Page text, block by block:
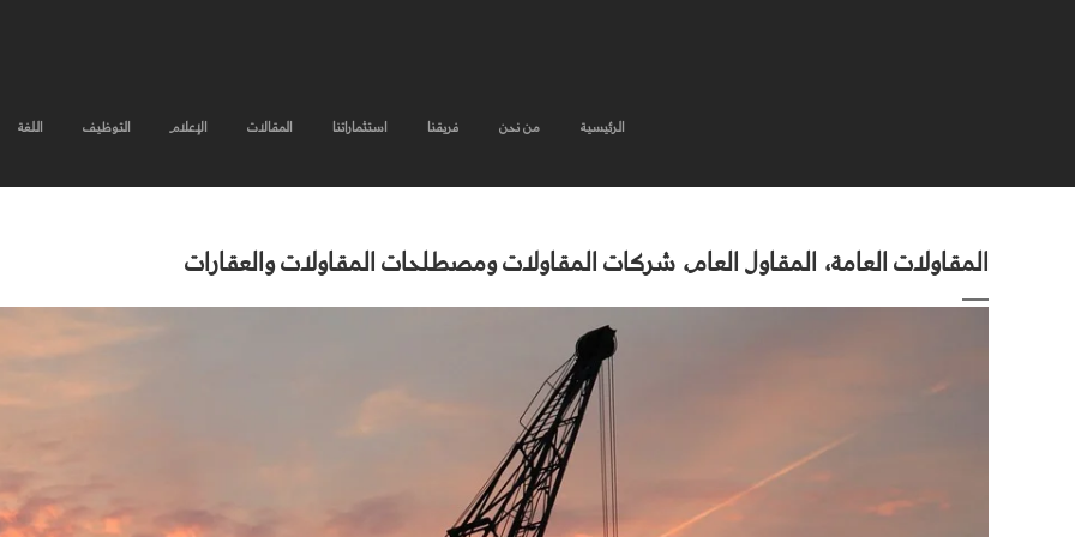
الرئيسية من نحن فريقنا استثماراتنا المقالات الإعلام التوظيف اللغة
المقاولات العامة، المقاول العام، شركات المقاولات ومصطلحات المقاولات والعقارات